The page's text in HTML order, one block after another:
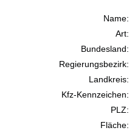
Name:
Art:
Bundesland:
Regierungsbezirk:
Landkreis:
Kfz-Kennzeichen:
PLZ:
Fläche: